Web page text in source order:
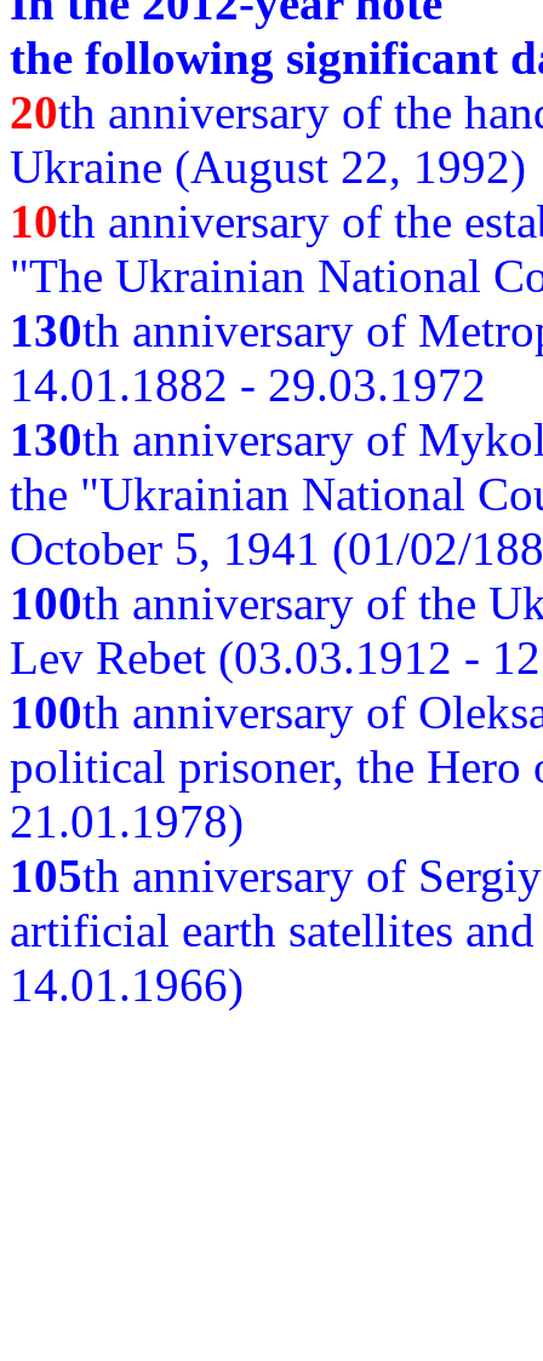
the following significant
20th anniversary of the
Ukraine (August 22, 1992)
10th anniversary of the
"The Ukrainian National
130th anniversary of
14.01.1882 - 29.03.1972
130th anniversary of
the "Ukrainian National
October 5, 1941 (01/02/
100th anniversary of the
Lev Rebet (03.03.1912 -
100th anniversary of
political prisoner, the
21.01.1978)
105th anniversary of
artificial earth satellites
14.01.1966)